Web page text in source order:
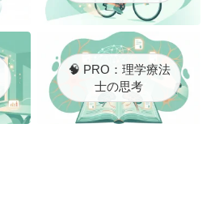
🧠 PRO：理学療法
士の思考